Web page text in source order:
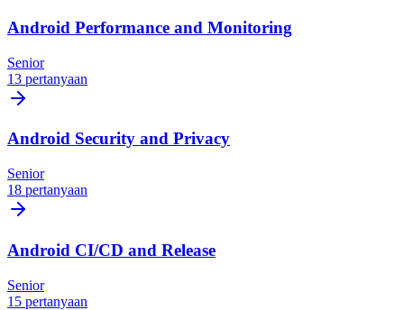
Android Performance and Monitoring
Senior
13 pertanyaan
Android Security and Privacy
Senior
18 pertanyaan
Android CI/CD and Release
Senior
15 pertanyaan